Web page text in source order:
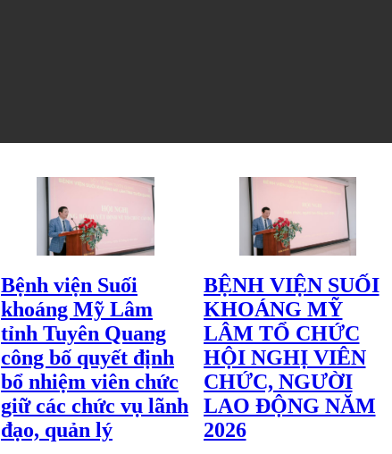
Bệnh viện Suối
khoáng Mỹ Lâm
tỉnh Tuyên Quang
công bố quyết định
bổ nhiệm viên chức
giữ các chức vụ lãnh
đạo, quản lý
BỆNH VIỆN SUỐI
KHOÁNG MỸ
LÂM TỔ CHỨC
HỘI NGHỊ VIÊN
CHỨC, NGƯỜI
LAO ĐỘNG NĂM
2026